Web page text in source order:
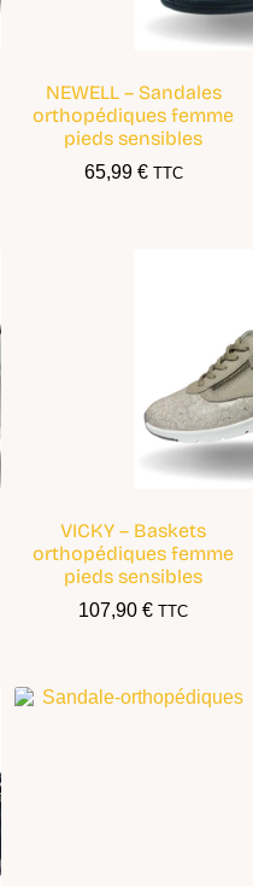
NEWELL – Sandales
orthopédiques femme
pieds sensibles
65,99 € TTC
VICKY – Baskets
orthopédiques femme
pieds sensibles
107,90€ TTC